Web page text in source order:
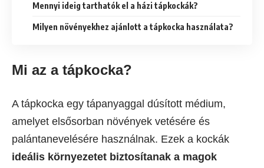
Mennyi ideig tarthatók el a házi tápkockák?
Milyen növényekhez ajánlott a tápkocka használata?
Mi az a tápkocka?
A tápkocka egy tápanyaggal dúsított médium,
amelyet elsősorban növények vetésére és
palántanevelésére használnak. Ezek a kockák
ideális környezetet biztosítanak a magok